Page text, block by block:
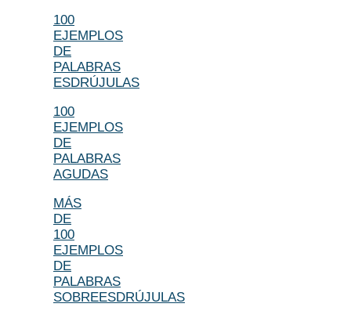
100
EJEMPLOS
DE
PALABRAS
ESDRÚJULAS
100
EJEMPLOS
DE
PALABRAS
AGUDAS
MÁS
DE
100
EJEMPLOS
DE
PALABRAS
SOBREESDRÚJULAS